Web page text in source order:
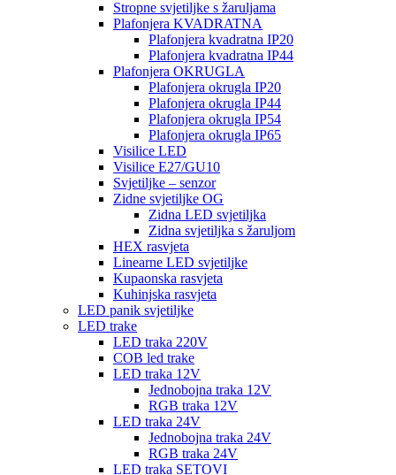
Stropne svjetiljke s žaruljama
Plafonjera KVADRATNA
Plafonjera kvadratna IP20
Plafonjera kvadratna IP44
Plafonjera OKRUGLA
Plafonjera okrugla IP20
Plafonjera okrugla IP44
Plafonjera okrugla IP54
Plafonjera okrugla IP65
Visilice LED
Visilice E27/GU10
Svjetiljke – senzor
Zidne svjetiljke OG
Zidna LED svjetiljka
Zidna svjetiljka s žaruljom
HEX rasvjeta
Linearne LED svjetiljke
Kupaonska rasvjeta
Kuhinjska rasvjeta
LED panik svjetiljke
LED trake
LED traka 220V
COB led trake
LED traka 12V
Jednobojna traka 12V
RGB traka 12V
LED traka 24V
Jednobojna traka 24V
RGB traka 24V
LED traka SETOVI